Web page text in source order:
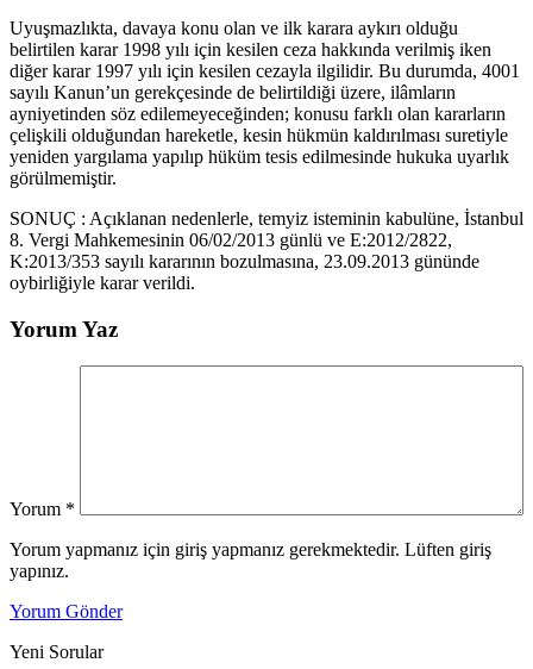
Uyuşmazlıkta, davaya konu olan ve ilk karara aykırı olduğu
belirtilen karar 1998 yılı için kesilen ceza hakkında verilmiş iken
diğer karar 1997 yılı için kesilen cezayla ilgilidir. Bu durumda, 4001
sayılı Kanun’un gerekçesinde de belirtildiği üzere, ilâmların
ayniyetinden söz edilemeyeceğinden; konusu farklı olan kararların
çelişkili olduğundan hareketle, kesin hükmün kaldırılması suretiyle
yeniden yargılama yapılıp hüküm tesis edilmesinde hukuka uyarlık
görülmemiştir.
SONUÇ : Açıklanan nedenlerle, temyiz isteminin kabulüne, İstanbul
8. Vergi Mahkemesinin 06/02/2013 günlü ve E:2012/2822,
K:2013/353 sayılı kararının bozulmasına, 23.09.2013 gününde
oybirliğiyle karar verildi.
Yorum Yaz
Yorum *
Yorum yapmanız için giriş yapmanız gerekmektedir. Lüften giriş
yapınız.
Yorum Gönder
Yeni Sorular